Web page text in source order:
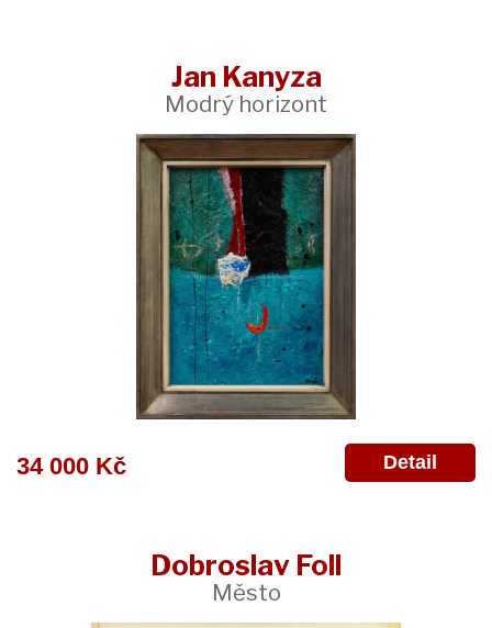
Jan Kanyza
Modrý horizont
34 000 Kč Detail
Dobroslav Foll
Město